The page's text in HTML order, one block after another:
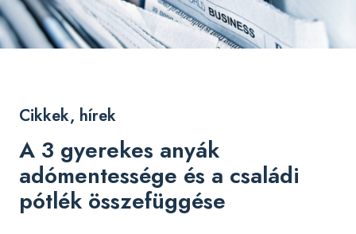
Cikkek, hírek
A 3 gyerekes anyák
adómentessége és a családi
pótlék összefüggése